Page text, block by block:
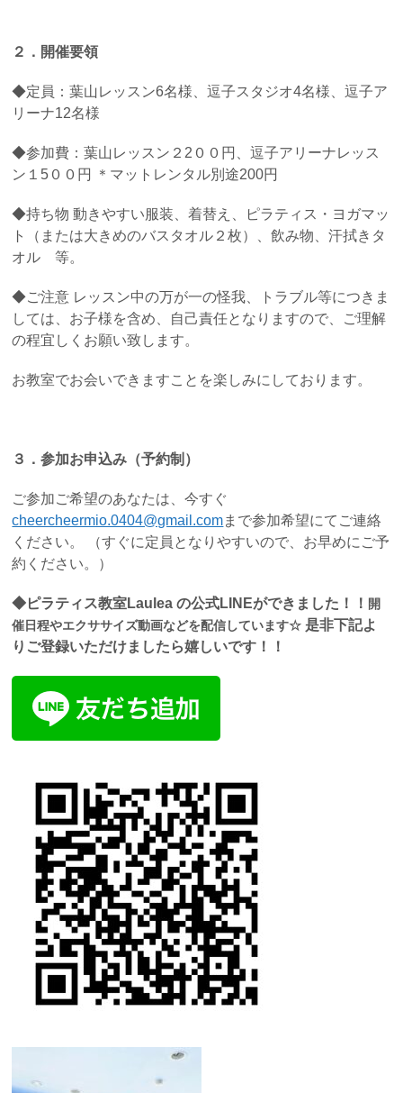
２．開催要領
◆定員：葉山レッスン6名様、逗子スタジオ4名様、逗子ア
リーナ12名様
◆参加費：葉山レッスン２2００円、逗子アリーナレッス
ン１5００円 ＊マットレンタル別途200円
◆持ち物 動きやすい服装、着替え、ピラティス・ヨガマッ
ト（または大きめのバスタオル２枚）、飲み物、汗拭きタ
オル 等。
◆ご注意 レッスン中の万が一の怪我、トラブル等につきま
しては、お子様を含め、自己責任となりますので、ご理解
の程宜しくお願い致します。
お教室でお会いできますことを楽しみにしております。
３．参加お申込み（予約制）
ご参加ご希望のあなたは、今すぐ
cheercheermio.0404@gmail.comまで参加希望にてご連絡
ください。 （すぐに定員となりやすいので、お早めにご予
約ください。）
◆ピラティス教室Laulea の公式LINEができました！！ 開
催日程やエクササイズ動画などを配信しています☆ 是非下記よ
りご登録いただけましたら嬉しいです！！